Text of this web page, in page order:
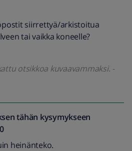
siirrettyä/arkistoitua
tai vaikka koneelle?
otsikkoa kuvaavammaksi. -
tähän kysymykseen
heinänteko.